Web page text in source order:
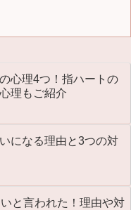
心理4つ！指ハートの
理もご紹介
になる理由と3つの対
と言われた！理由や対